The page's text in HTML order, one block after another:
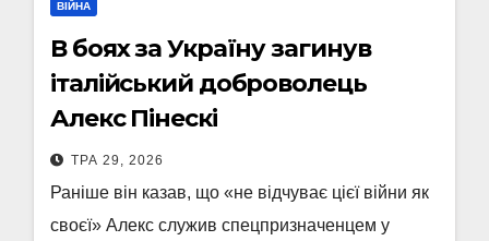
ВІЙНА
В боях за Україну загинув
італійський доброволець
Алекс Пінескі
ТРА 29, 2026
Раніше він казав, що «не відчуває цієї війни як
своєї» Алекс служив спецпризначенцем у